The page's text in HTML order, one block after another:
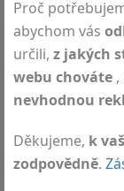
Proč
abychom vás
určili, z jakých
webu chováte
nevhodnou
Děkujeme, k
zodpovědně.